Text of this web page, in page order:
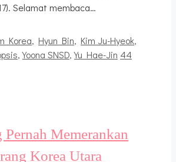
Selamat membaca…
Korea, Hyun Bin, Kim Ju-Hyeok,
,Yoona SNSD,Yu Hae-Jin 44
Memerankan
Korea Utara